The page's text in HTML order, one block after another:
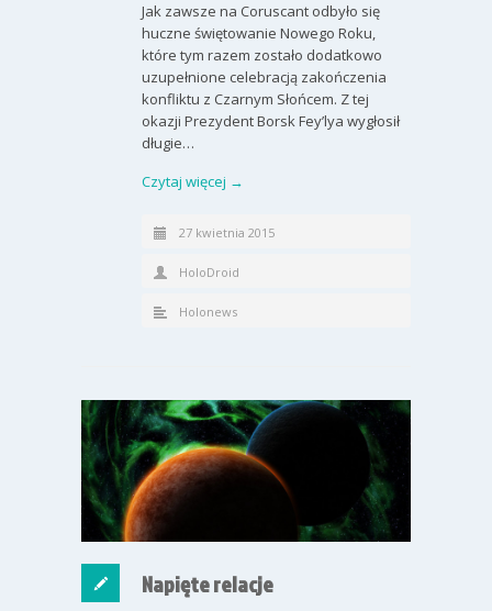
Jak zawsze na Coruscant odbyło się
huczne świętowanie Nowego Roku,
które tym razem zostało dodatkowo
uzupełnione celebracją zakończenia
konfliktu z Czarnym Słońcem. Z tej
okazji Prezydent Borsk Fey’lya wygłosił
długie…
Czytaj więcej →
27 kwietnia 2015
HoloDroid
Holonews
Napięte relacje